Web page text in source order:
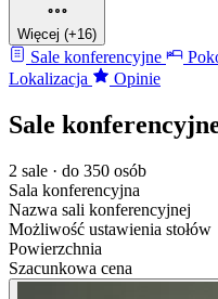
Więcej (+16)
Sale konferencyjne
Lokalizacja
Opinie
Sale
2 sale · do 350 osób
Sala konferencyjna
Nazwa sali konferencyjnej
Możliwość ustawienia stołów
Powierzchnia
Szacunkowa cena